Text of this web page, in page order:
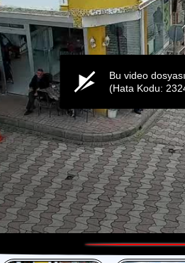
Bu video
(Hata Kodu: